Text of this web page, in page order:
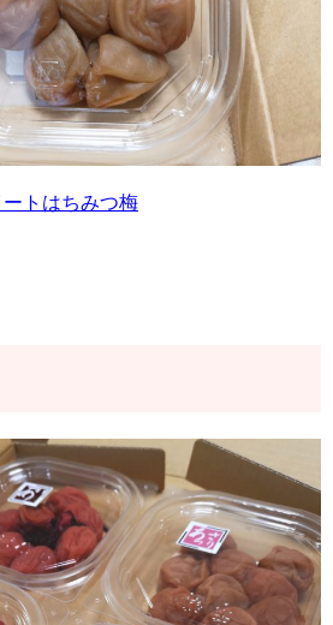
トはちみつ梅